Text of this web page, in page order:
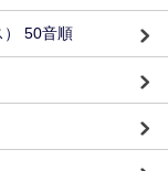
） 50音順